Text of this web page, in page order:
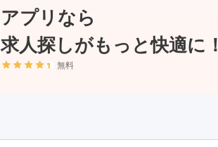
アプリなら
求人探しがもっと快適に！
無料